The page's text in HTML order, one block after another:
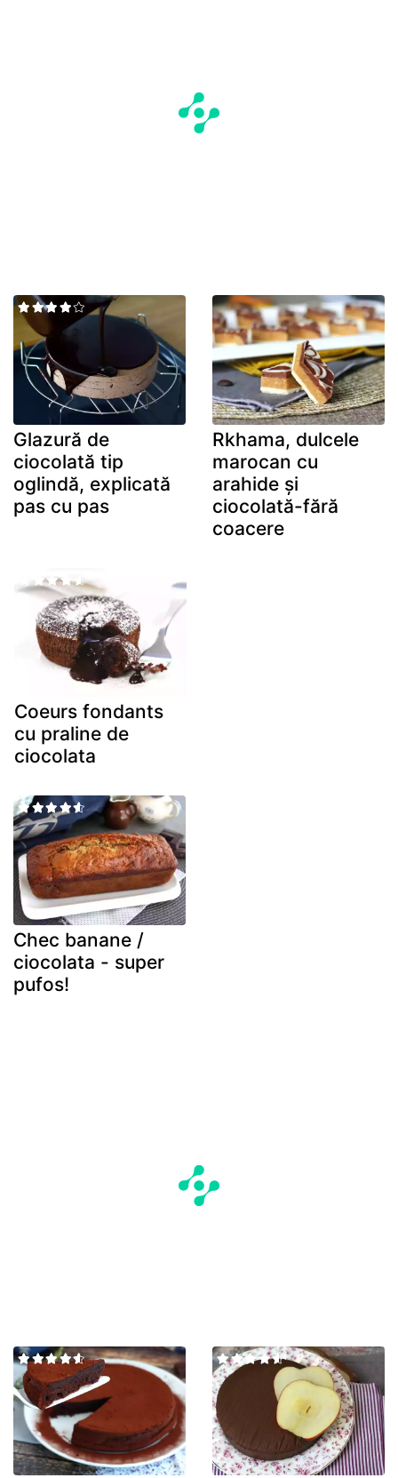
Glazură de
ciocolată tip
oglindă, explicată
pas cu pas
Rkhama, dulcele
marocan cu
arahide și
ciocolată-fără
coacere
Coeurs fondants
cu praline de
ciocolata
Chec banane /
ciocolata - super
pufos!